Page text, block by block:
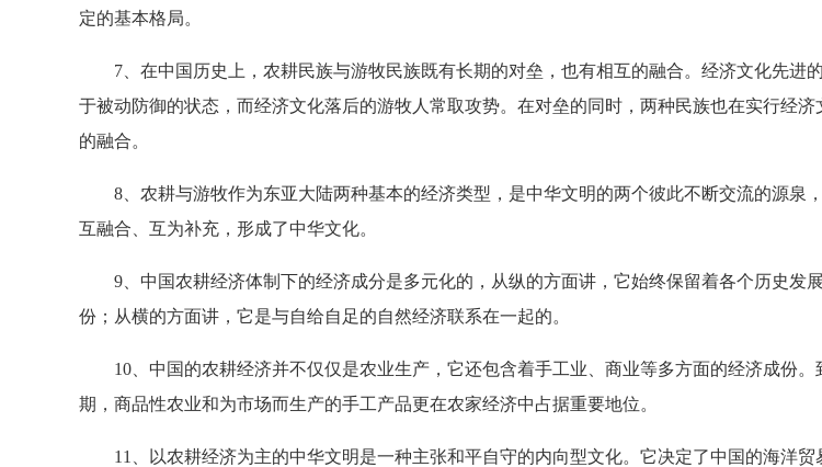
定的基本格局。
7、在中国历史上，农耕民族与游牧民族既有长期的对垒，也有相互的融合。经济文化先进
于被动防御的状态，而经济文化落后的游牧人常取攻势。在对垒的同时，两种民族也在实行经济
的融合。
8、农耕与游牧作为东亚大陆两种基本的经济类型，是中华文明的两个彼此不断交流的源泉
互融合、互为补充，形成了中华文化。
9、中国农耕经济体制下的经济成分是多元化的，从纵的方面讲，它始终保留着各个历史发
份；从横的方面讲，它是与自给自足的自然经济联系在一起的。
10、中国的农耕经济并不仅仅是农业生产，它还包含着手工业、商业等多方面的经济成份。
期，商品性农业和为市场而生产的手工产品更在农家经济中占据重要地位。
11、以农耕经济为主的中华文明是一种主张和平自守的内向型文化。它决定了中国的海洋贸